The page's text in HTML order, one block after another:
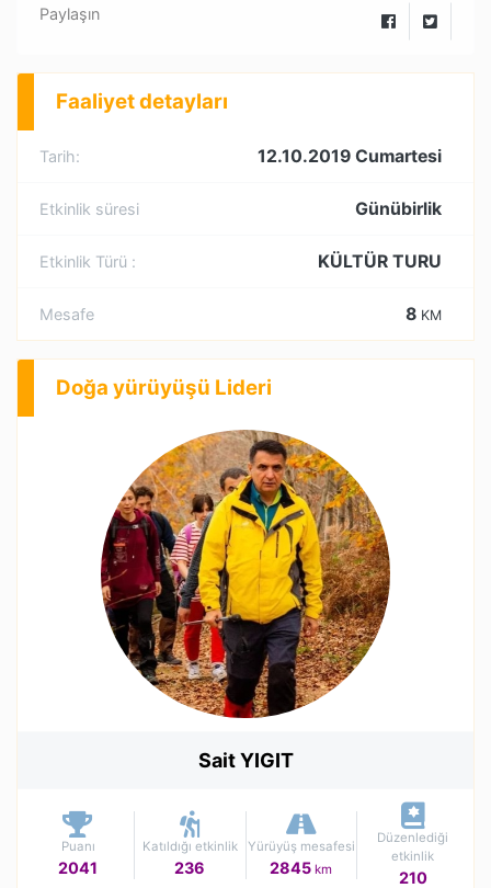
Paylaşın
Faaliyet detayları
Tarih: 12.10.2019 Cumartesi
Etkinlik süresi Günübirlik
Etkinlik Türü : KÜLTÜR TURU
Mesafe 8 KM
Doğa yürüyüşü Lideri
Sait YIGIT
Puanı
2041
Katıldığı etkinlik
236
Yürüyüş mesafesi
2845km
Düzenlediği
etkinlik
210